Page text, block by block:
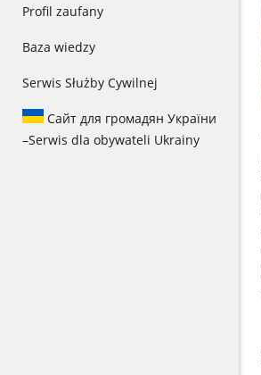
Profil zaufany
Baza wiedzy
Serwis Służby Cywilnej
Сайт для громадян України
–Serwis dla obywateli Ukrainy